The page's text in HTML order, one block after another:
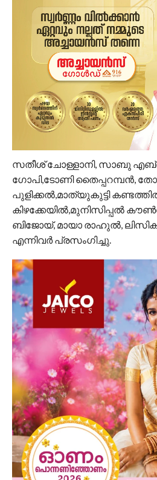
സതീശ് ചോള്ളാനി, സാബു
ഗോപി,ടോണി തൈപ്പറമ്പൻ,
പുളിക്കൽ,മാത്യുകുട്ടി
കിഴക്കേയിൽ,മുനിസിപ്പൽ
ബിജോയ്‌, മായാ രാഹുൽ,
എന്നിവർ പ്രസംഗിച്ചു.